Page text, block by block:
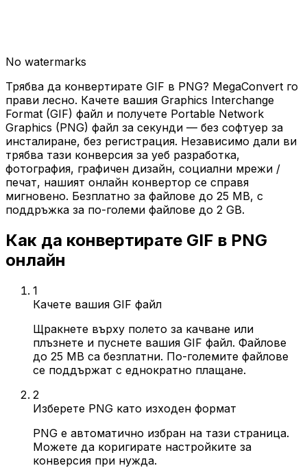
No watermarks
Трябва да конвертирате GIF в PNG? MegaConvert го
прави лесно. Качете вашия Graphics Interchange
Format (GIF) файл и получете Portable Network
Graphics (PNG) файл за секунди — без софтуер за
инсталиране, без регистрация. Независимо дали ви
трябва тази конверсия за уеб разработка,
фотография, графичен дизайн, социални мрежи /
печат, нашият онлайн конвертор се справя
мигновено. Безплатно за файлове до 25 MB, с
поддръжка за по-големи файлове до 2 GB.
Как да конвертирате GIF в PNG
онлайн
1
Качете вашия GIF файл
Щракнете върху полето за качване или
плъзнете и пуснете вашия GIF файл. Файлове
до 25 MB са безплатни. По-големите файлове
се поддържат с еднократно плащане.
2
Изберете PNG като изходен формат
PNG е автоматично избран на тази страница.
Можете да коригирате настройките за
конверсия при нужда.